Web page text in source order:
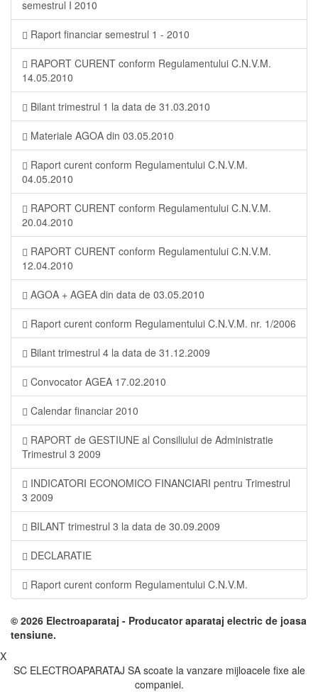
semestrul I 2010
Raport financiar semestrul 1 - 2010
RAPORT CURENT conform Regulamentului C.N.V.M.
14.05.2010
Bilant trimestrul 1 la data de 31.03.2010
Materiale AGOA din 03.05.2010
Raport curent conform Regulamentului C.N.V.M.
04.05.2010
RAPORT CURENT conform Regulamentului C.N.V.M.
20.04.2010
RAPORT CURENT conform Regulamentului C.N.V.M.
12.04.2010
AGOA + AGEA din data de 03.05.2010
Raport curent conform Regulamentului C.N.V.M. nr. 1/2006
Bilant trimestrul 4 la data de 31.12.2009
Convocator AGEA 17.02.2010
Calendar financiar 2010
RAPORT de GESTIUNE al Consiliului de Administratie
Trimestrul 3 2009
INDICATORI ECONOMICO FINANCIARI pentru Trimestrul
3 2009
BILANT trimestrul 3 la data de 30.09.2009
DECLARATIE
Raport curent conform Regulamentului C.N.V.M.
© 2026 Electroaparataj - Producator aparataj electric de joasa
tensiune.
X
SC ELECTROAPARATAJ SA scoate la vanzare mijloacele fixe ale
companiei.